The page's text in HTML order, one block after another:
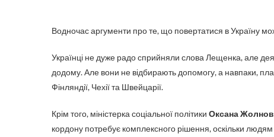
Водночас аргументи про те, що повертатися в Україну
Українці не дуже радо сприйняли слова Лещенка, але
додому. Але вони не відбирають допомогу, а навпаки,
Фінляндії, Чехії та Швейцарії.
Крім того, міністерка соціальної політики Оксана
кордону потребує комплексного рішення, оскільки